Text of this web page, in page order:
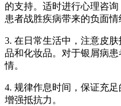
的支持。适时进行心理咨
患者战胜疾病带来的负面情
3. 在日常生活中，注意皮
品和化妆品。对于银屑病
情。
4. 规律作息时间，保证充
增强抵抗力。